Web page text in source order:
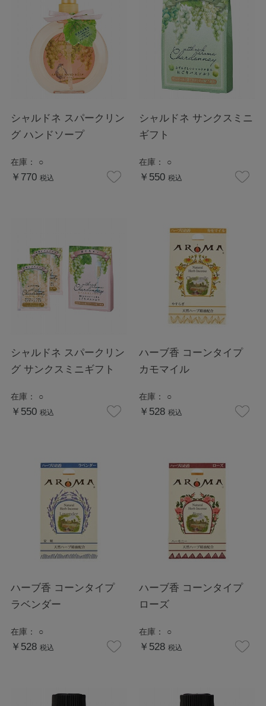
シャルドネ スパークリン
グ ハンドソープ
在庫： ○
￥770 税込
シャルドネ サンクスミニ
ギフト
在庫： ○
￥550 税込
シャルドネ スパークリン
グ サンクスミニギフト
在庫： ○
￥550 税込
ハーブ香 コーンタイプ
カモマイル
在庫： ○
￥528 税込
ハーブ香 コーンタイプ
ラベンダー
在庫： ○
￥528 税込
ハーブ香 コーンタイプ
ローズ
在庫： ○
￥528 税込